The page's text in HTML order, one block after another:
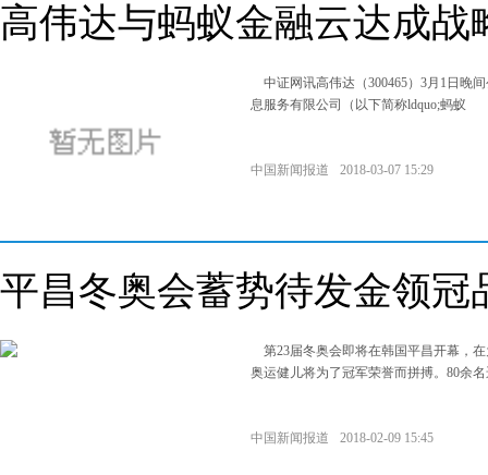
高伟达与蚂蚁金融云达成战
中证网讯高伟达（300465）3月1日晚
息服务有限公司（以下简称ldquo;蚂蚁
中国新闻报道 2018-03-07 15:29
平昌冬奥会蓄势待发金领冠
第23届冬奥会即将在韩国平昌开幕，
奥运健儿将为了冠军荣誉而拼搏。80余
中国新闻报道 2018-02-09 15:45